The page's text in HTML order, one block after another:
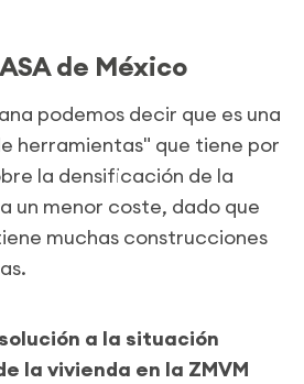
de México
podemos decir que es una
herramientas" que tiene por
la densificación de la
un menor coste, dado que
muchas construcciones
a la situación
la vivienda en la ZMVM